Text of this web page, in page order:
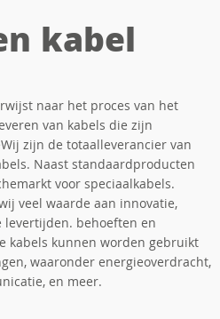
kabel
naar het proces van het
van kabels die zijn
zijn de totaalleverancier van
Naast standaardproducten
voor speciaalkabels.
veel waarde aan innovatie,
levertijden. behoeften en
kabels kunnen worden gebruikt
waaronder energieoverdracht,
en meer.